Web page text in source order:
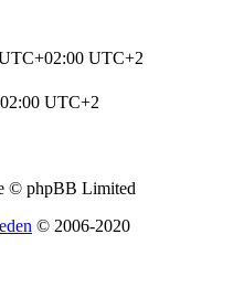
UTC+2
UTC+2
© phpBB Limited
© 2006-2020